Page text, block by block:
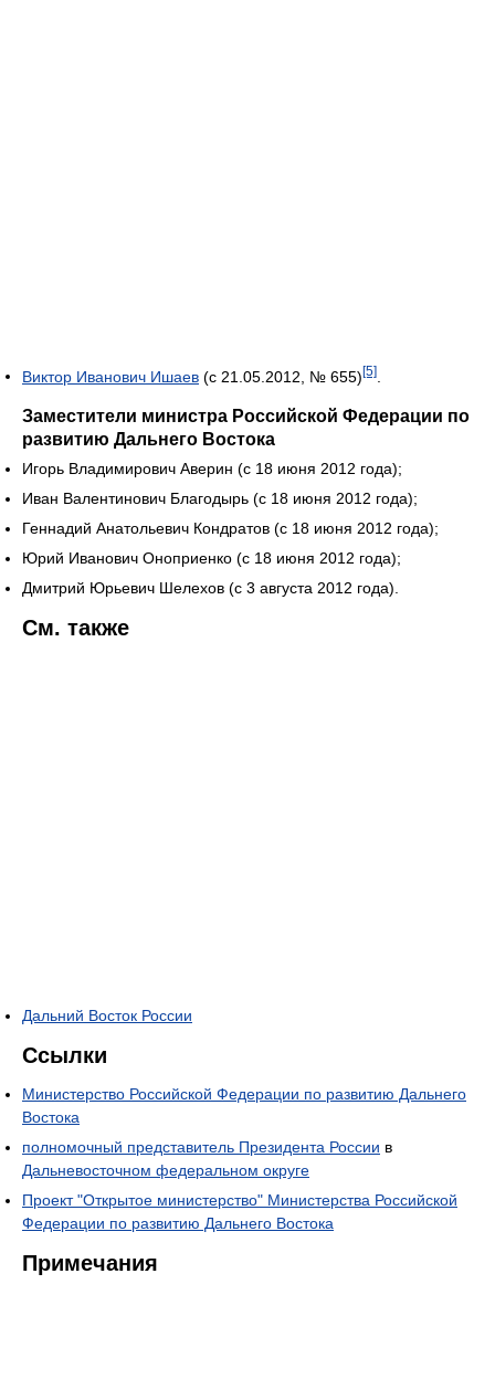
Виктор Иванович Ишаев (с 21.05.2012, № 655)[5]
Заместители министра Российской Федерации по
развитию Дальнего Востока
Игорь Владимирович Аверин (с 18 июня 2012 года);
Иван Валентинович Благодырь (с 18 июня 2012 года);
Геннадий Анатольевич Кондратов (с 18 июня 2012 года);
Юрий Иванович Оноприенко (с 18 июня 2012 года);
Дмитрий Юрьевич Шелехов (с 3 августа 2012 года).
См. также
Дальний Восток России
Ссылки
Министерство Российской Федерации по развитию Дальнего
Востока
полномочный представитель Президента России в
Дальневосточном федеральном округе
Проект "Открытое министерство" Министерства Российской
Федерации по развитию Дальнего Востока
Примечания